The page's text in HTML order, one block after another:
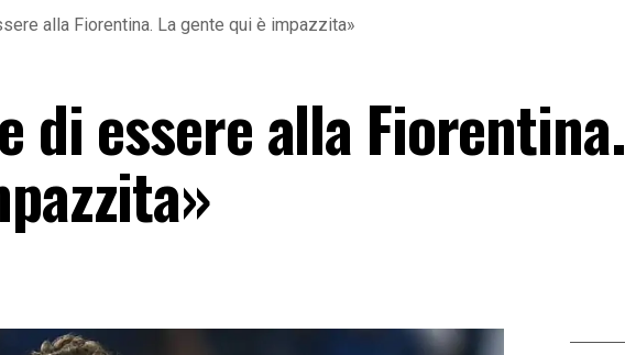
alla Fiorentina. La gente qui è impazzita»
di essere alla Fiorentina.